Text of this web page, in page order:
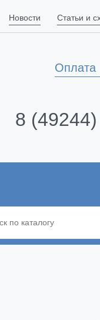
Новости Статьи и
Оплата
8